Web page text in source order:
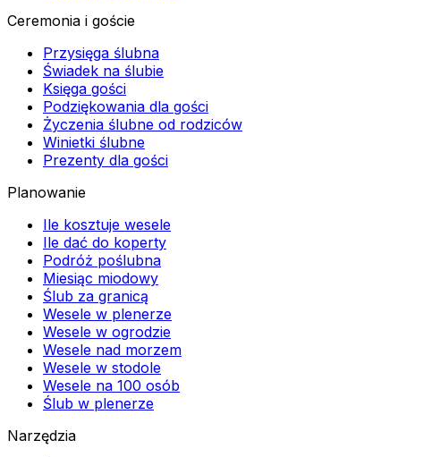
Ceremonia i goście
Przysięga ślubna
Świadek na ślubie
Księga gości
Podziękowania dla gości
Życzenia ślubne od rodziców
Winietki ślubne
Prezenty dla gości
Planowanie
Ile kosztuje wesele
Ile dać do koperty
Podróż poślubna
Miesiąc miodowy
Ślub za granicą
Wesele w plenerze
Wesele w ogrodzie
Wesele nad morzem
Wesele w stodole
Wesele na 100 osób
Ślub w plenerze
Narzędzia